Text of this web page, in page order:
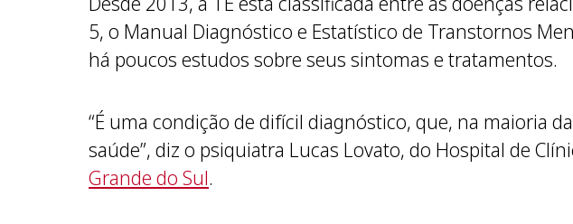
5, o Manual Diagnóstico e Estatístico de Transtornos
há poucos estudos sobre seus sintomas e tratamentos.
“É uma condição de difícil diagnóstico, que, na maioria
saúde”, diz o psiquiatra Lucas Lovato, do Hospital de
Grande do Sul.